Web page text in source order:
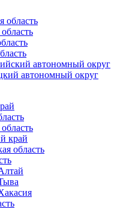
область
автономный округ
автономный округ
край
область